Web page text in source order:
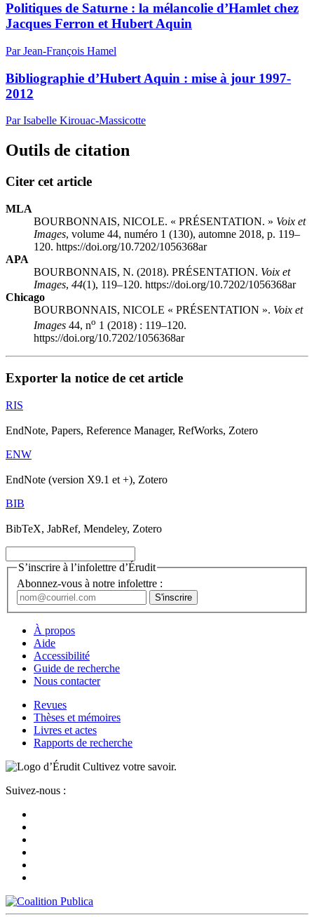
Politiques de Saturne : la mélancolie d’Hamlet chez
Jacques Ferron et Hubert Aquin
Par Jean-François Hamel
Bibliographie d’Hubert Aquin : mise à jour 1997-
2012
Par Isabelle Kirouac-Massicotte
Outils de citation
Citer cet article
MLA
BOURBONNAIS, NICOLE. « PRÉSENTATION. » Voix et
Images, volume 44, numéro 1 (130), automne 2018, p. 119–
120. https://doi.org/10.7202/1056368ar
APA
BOURBONNAIS, N. (2018). PRÉSENTATION. Voix et
Images, 44(1), 119–120. https://doi.org/10.7202/1056368ar
Chicago
BOURBONNAIS, NICOLE « PRÉSENTATION ». Voix et
Images 44, no 1 (2018) : 119–120.
https://doi.org/10.7202/1056368ar
Exporter la notice de cet article
RIS
EndNote, Papers, Reference Manager, RefWorks, Zotero
ENW
EndNote (version X9.1 et +), Zotero
BIB
BibTeX, JabRef, Mendeley, Zotero
S’inscrire à l’infolettre d’Érudit
Abonnez-vous à notre infolettre :
À propos
Aide
Accessibilité
Guide de recherche
Nous contacter
Revues
Thèses et mémoires
Livres et actes
Rapports de recherche
Cultivez votre savoir.
Suivez-nous :